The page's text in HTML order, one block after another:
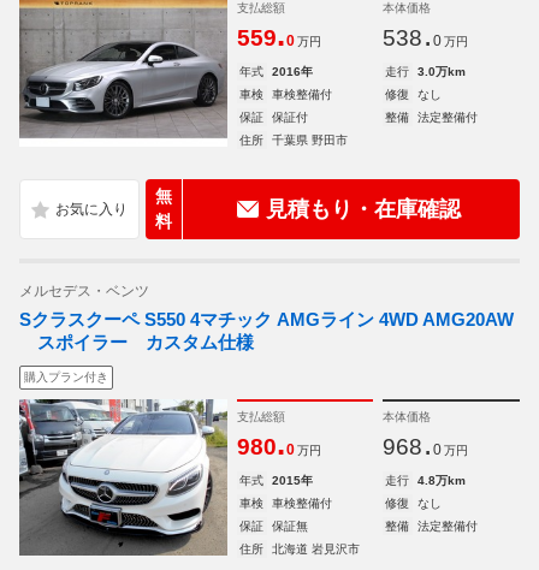
支払総額
559.0 万円
本体価格
538. 0 万円
年式 2016年 走行
3.0万km
車検
車検整備付 修復
なし
保証
保証付 整備
法定整備付
住所
千葉県 野田市
無
料
見積もり・在庫確認
メルセデス・ベンツ
Sクラスクーペ S550 4マチック AMGライン 4WD AMG20AW
スポイラー カスタム仕様
購入プラン付き
支払総額
980.0 万円
本体価格
968. 0 万円
年式 2015年 走行
4.8万km
車検
車検整備付 修復
なし
保証
保証無 整備
法定整備付
住所
北海道 岩見沢市